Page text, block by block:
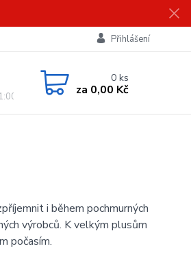
Přihlášení
hod.)
0ks
za 0,00 Kč
i během pochmurných
výrobců. K velkým plusům
počasím.